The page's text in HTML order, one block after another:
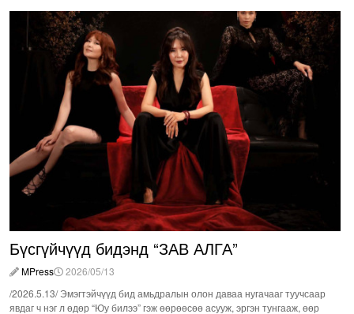
Бүсгүйчүүд бидэнд “ЗАВ АЛГА”
MPress
2026/05/13
/2026.5.13/ Эмэгтэйчүүд бид амьдралын олон даваа нугачааг туучсаар
явдаг ч нэг л өдөр “Юу билээ” гэж өөрөөсөө асууж, эргэн тунгааж, өөр